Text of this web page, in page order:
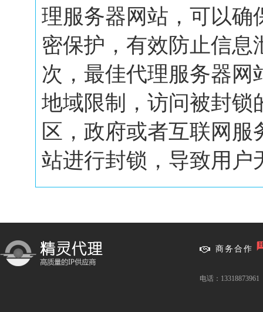
理服务器网站，可以确
密保护，有效防止信
次，最佳代理服务器
地域限制，访问被封锁
区，政府或者互联网
站进行封锁，导致用户
商务合作
电话：13318873961